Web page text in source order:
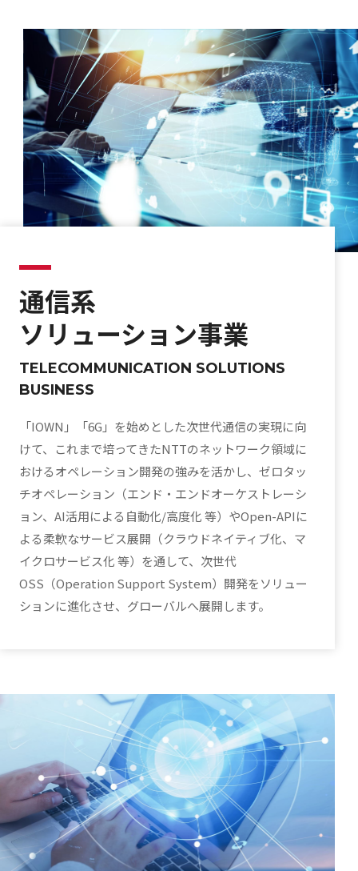
通信系
ソリューション事業
TELECOMMUNICATION SOLUTIONS
BUSINESS
「IOWN」「6G」を始めとした次世代通信の実現に向
けて、これまで培ってきたNTTのネットワーク領域に
おけるオペレーション開発の強みを活かし、ゼロタッ
チオペレーション（エンド・エンドオーケストレーシ
ョン、AI活用による自動化/高度化 等）やOpen-APIに
よる柔軟なサービス展開（クラウドネイティブ化、マ
イクロサービス化 等）を通して、次世代
OSS（Operation Support System）開発をソリュー
ションに進化させ、グローバルへ展開します。